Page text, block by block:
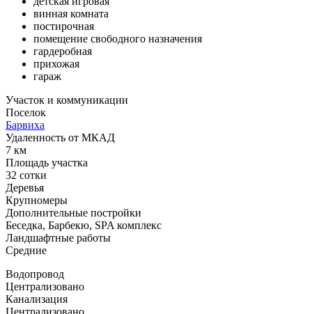
винная комната
постирочная
помещение свободного назначения
гардеробная
прихожая
гараж
Участок и коммуникации
Поселок
Барвиха
Удаленность от МКАД
7 км
Площадь участка
32 сотки
Деревья
Крупномеры
Дополнительные постройки
Беседка, Барбекю, SPA комплекс
Ландшафтные работы
Средние
Водопровод
Централизовано
Канализация
Централизовано